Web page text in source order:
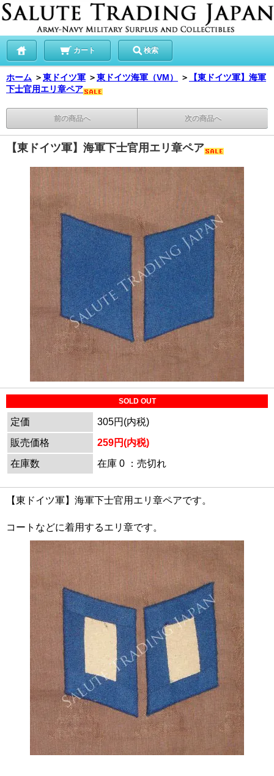
カート 検索
ホーム ＞東ドイツ軍 ＞東ドイツ海軍（VM） ＞
【東ドイツ軍】海軍
下士官用エリ章ペア
前の商品へ 次の商品へ
【東ドイツ軍】海軍下士官用エリ章ペア
SOLD OUT
定価
305円(内税)
販売価格
259円(内税)
在庫数
在庫 0 ：売切れ
【東ドイツ軍】海軍下士官用エリ章ペアです。
コートなどに着用するエリ章です。